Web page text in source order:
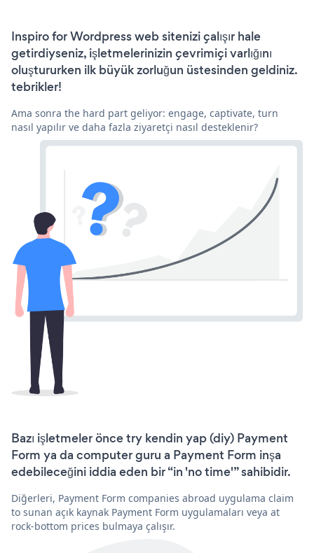
Inspiro for Wordpress web sitenizi çalışır hale
getirdiyseniz, işletmelerinizin çevrimiçi varlığını
oluştururken ilk büyük zorluğun üstesinden geldiniz.
tebrikler!
Ama sonra the hard part geliyor: engage, captivate, turn
nasıl yapılır ve daha fazla ziyaretçi nasıl desteklenir?
Bazı işletmeler önce try kendin yap (diy) Payment
Form ya da computer guru a Payment Form inşa
edebileceğini iddia eden bir “in 'no time'” sahibidir.
Diğerleri, Payment Form companies abroad uygulama claim
to sunan açık kaynak Payment Form uygulamaları veya at
rock-bottom prices bulmaya çalışır.